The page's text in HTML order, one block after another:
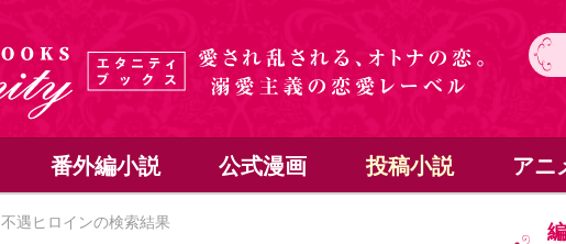
番外編小説 公式漫画 投稿小説 アニ
不遇ヒロインの検索結果